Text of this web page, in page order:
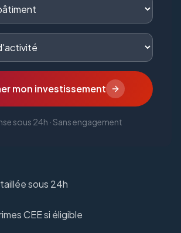
mon investissement
sous 24h · Sans engagement
sous 24h
CEE si éligible